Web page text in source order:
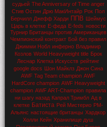
судьей The Anniversary of Time anger
Стив Остин Дрю МакИнтайр Рок Пол
Берчилл Джефф Харди ППВ Шеймус
Царь в клетке Е-феда E-feds новости
Турнир Британцы против Американцев
Чемпионский контракт Бой без правил
Джимми Нобл инферно Владимир
Козлов World Heavyweight title Брок
Леснар Клетка Искусств рейтинг
google docs Шон Майклз Джон Сина
AWF Tag Team champion AWF
HardCore champion AWF Heavyweight
champion AWF ART-Champion правила
ни шагу назад Капрал Тримбл Ад в
клетке Батиста Рей Мистерио РМ-
Альянс настоящие британцы Хардкор
Холли Кейн Хранилище душ